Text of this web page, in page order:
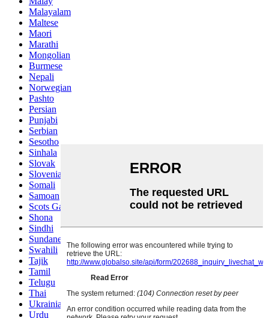
Malayalam
Maltese
Maori
Marathi
Mongolian
Burmese
Nepali
Norwegian
Pashto
Persian
Punjabi
Serbian
Sesotho
Sinhala
Slovak
Slovenian
Somali
Samoan
Scots Gaelic
Shona
Sindhi
Sundanese
Swahili
Tajik
Tamil
Telugu
Thai
Ukrainian
Urdu